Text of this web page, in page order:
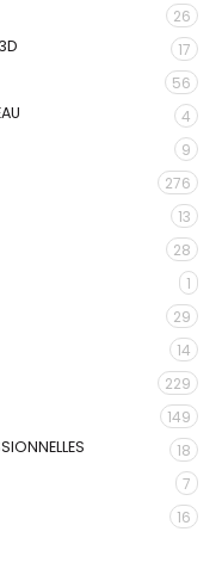
26
17
56
4
9
276
13
28
1
29
14
229
149
18
7
16